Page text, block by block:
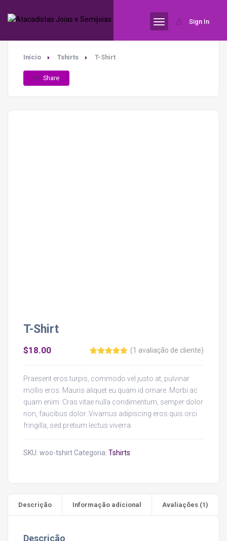
Sign In
Início Tshirts T-Shirt
Share
T-Shirt
de 5, com
baseado
em
avaliações
de clientes
(1 avaliação de cliente)
$18.00
Praesent eros turpis, commodo vel justo at, pulvinar
mollis eros. Mauris aliquet eu quam id ornare. Morbi ac
quam enim. Cras vitae nulla condimentum, semper dolor
non, faucibus dolor. Vivamus adipiscing eros quis orci
fringilla, sed pretium lectus viverra.
SKU: woo-tshirtCategoria: Tshirts
Descrição Informação adicional Avaliações (1)
Descrição